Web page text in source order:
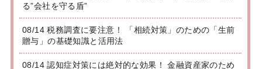
る”会社を守る盾”
08/14 税務調査に要注意！ 「相続対策」のための「生前
贈与」の基礎知識と活用法
08/14 認知症対策には絶対的な効果！ 金融資産家のため